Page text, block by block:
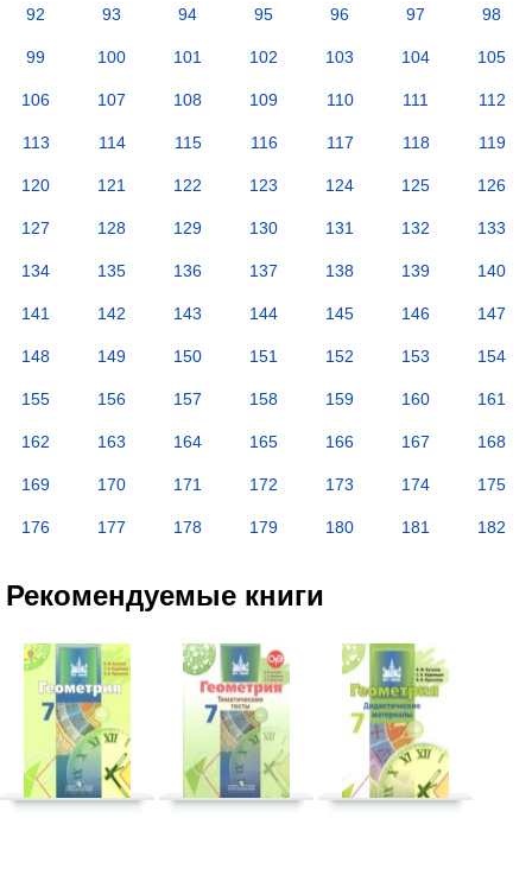
92 93 94 95 96 97 98
99 100 101 102 103 104 105
106 107 108 109 110 111 112
113 114 115 116 117 118 119
120 121 122 123 124 125 126
127 128 129 130 131 132 133
134 135 136 137 138 139 140
141 142 143 144 145 146 147
148 149 150 151 152 153 154
155 156 157 158 159 160 161
162 163 164 165 166 167 168
169 170 171 172 173 174 175
176 177 178 179 180 181 182
Рекомендуемые книги